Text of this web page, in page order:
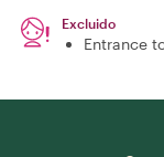
Excluido
Entrance